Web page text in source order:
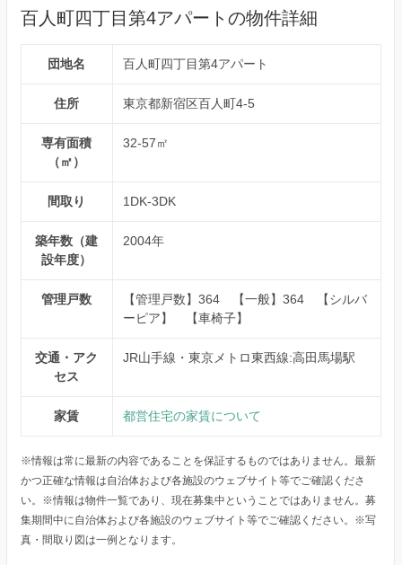
百人町四丁目第4アパートの物件詳細
団地名 百人町四丁目第4アパート
住所 東京都新宿区百人町4-5
専有面積
（㎡）
32-57㎡
間取り 1DK-3DK
築年数（建
設年度）
2004年
管理戸数
【管理戸数】364 【一般】364 【シルバ
ーピア】 【車椅子】
交通・アク
セス
JR山手線・東京メトロ東西線:高田馬場駅
家賃 都営住宅の家賃について
※情報は常に最新の内容であることを保証するものではありません。最新
かつ正確な情報は自治体および各施設のウェブサイト等でご確認くださ
い。※情報は物件一覧であり、現在募集中ということではありません。募
集期間中に自治体および各施設のウェブサイト等でご確認ください。※写
真・間取り図は一例となります。